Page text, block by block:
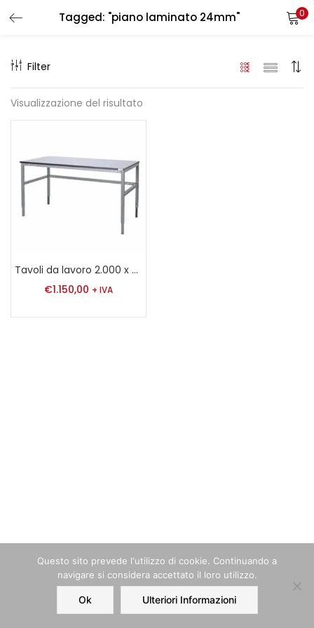
Tagged: "piano laminato 24mm" 0
Home Order Account
Filter
Visualizzazione del risultato
Tavoli da lavoro 2.000 x 800 x 24 mm
€1.150,00 + IVA
LOGIN REGISTER
Enter your username and password to login.
Remember me
Lost password?
Questo sito prevede l‘utilizzo di cookie. Continuando a
navigare si considera accettato il loro utilizzo.
Ok Ulteriori Informazioni